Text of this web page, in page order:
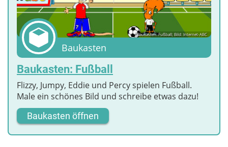
Baukasten: Fußball; Bild: Internet-ABC
Baukasten
Baukasten: Fußball
Flizzy, Jumpy, Eddie und Percy spielen Fußball.
Male ein schönes Bild und schreibe etwas dazu!
Baukasten öffnen